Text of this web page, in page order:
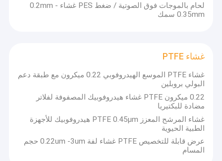
لحام بالموجات فوق الصوتية / ضغط PES غشاء 0.2mm -
0.35mm سمك
غشاء PTFE
غشاء PTFE الموسع الهيدروفوبي 0.22 ميكرون مع طبقة دعم
البولي بروبلين
0.22 ميكرون PTFE غشاء هيدروفوبيك المصفوفة لفلاتر
مضادة للبكتيريا
غشاء المرشح المعزز PTFE 0.45μm هيدروفوبيك للأجهزة
الطبية الحيوية
عرض قابلة للتخصيص PTFE غشاء لفة 0.22um -3um حجم
المسام